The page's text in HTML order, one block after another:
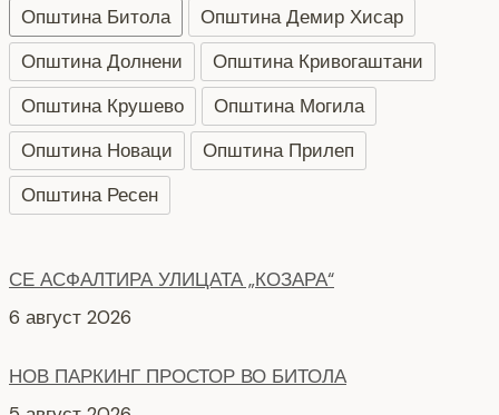
Општина Битола
Општина Демир Хисар
Општина Долнени
Општина Кривогаштани
Општина Крушево
Општина Могила
Општина Новаци
Општина Прилеп
Општина Ресен
6 август 2026
5 август 2026